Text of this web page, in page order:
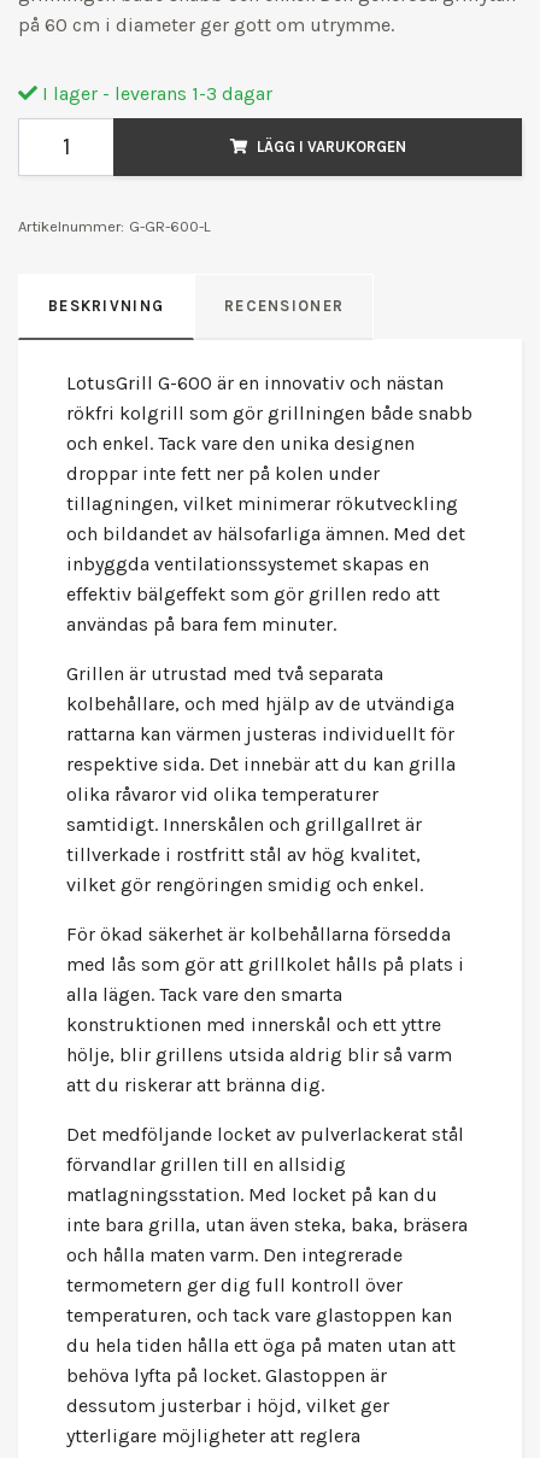
på 60 cm i diameter ger gott om utrymme.
I lager - leverans 1-3 dagar
LÄGG I VARUKORGEN
Artikelnummer: G-GR-600-L
BESKRIVNING RECENSIONER
LotusGrill G-600 är en innovativ och nästan
rökfri kolgrill som gör grillningen både snabb
och enkel. Tack vare den unika designen
droppar inte fett ner på kolen under
tillagningen, vilket minimerar rökutveckling
och bildandet av hälsofarliga ämnen. Med det
inbyggda ventilationssystemet skapas en
effektiv bälgeffekt som gör grillen redo att
användas på bara fem minuter.
Grillen är utrustad med två separata
kolbehållare, och med hjälp av de utvändiga
rattarna kan värmen justeras individuellt för
respektive sida. Det innebär att du kan grilla
olika råvaror vid olika temperaturer
samtidigt. Innerskålen och grillgallret är
tillverkade i rostfritt stål av hög kvalitet,
vilket gör rengöringen smidig och enkel.
För ökad säkerhet är kolbehållarna försedda
med lås som gör att grillkolet hålls på plats i
alla lägen. Tack vare den smarta
konstruktionen med innerskål och ett yttre
hölje, blir grillens utsida aldrig blir så varm
att du riskerar att bränna dig.
Det medföljande locket av pulverlackerat stål
förvandlar grillen till en allsidig
matlagningsstation. Med locket på kan du
inte bara grilla, utan även steka, baka, bräsera
och hålla maten varm. Den integrerade
termometern ger dig full kontroll över
temperaturen, och tack vare glastoppen kan
du hela tiden hålla ett öga på maten utan att
behöva lyfta på locket. Glastoppen är
dessutom justerbar i höjd, vilket ger
ytterligare möjligheter att reglera